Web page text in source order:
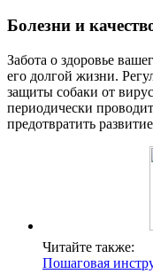
Болезни и
Забота о здоровье
его долгой жизни.
защиты собаки от
периодически
предотвратить
Читайте также:
Пошаговая